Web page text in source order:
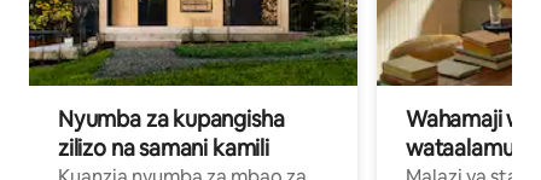
Nyumba za kupangisha
zilizo na samani kamili
Wahamaji
wataalamu